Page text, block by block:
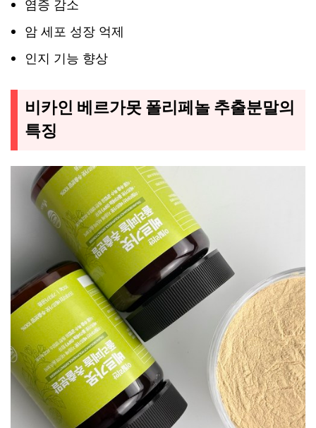
염증 감소
암 세포 성장 억제
인지 기능 향상
비카인 베르가못 폴리페놀 추출분말의
특징